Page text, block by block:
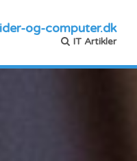
og-computer.dk
IT Artikler